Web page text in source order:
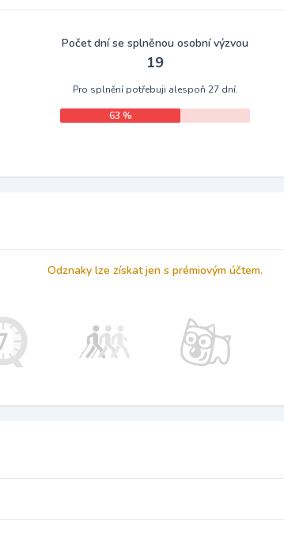
Počet dní se splněnou osobní výzvou
19
Pro splnění potřebuji alespoň 27 dní.
63 %
Odznaky lze získat jen s prémiovým účtem.